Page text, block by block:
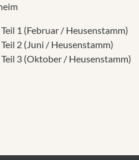
1 (Februar / Heusenstamm)
2 (Juni / Heusenstamm)
3 (Oktober / Heusenstamm)